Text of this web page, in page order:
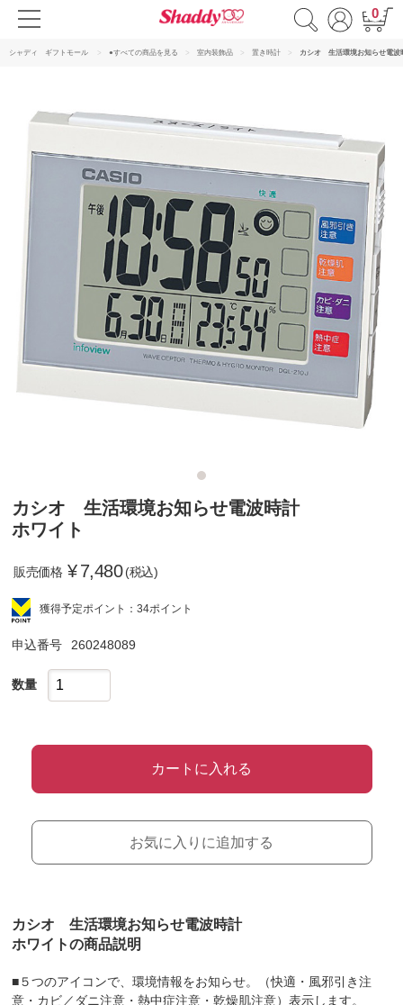
0
シャディ ギフトモール ●すべての商品を見る 室内装飾品 置き時計 カシオ 生活環境お知らせ電波
カシオ 生活環境お知らせ電波時計
ホワイト
販売価格 ¥7,480 (税込)
獲得予定ポイント：34ポイント
申込番号 260248089
数量
カートに入れる
お気に入りに追加する
カシオ 生活環境お知らせ電波時計
ホワイトの商品説明
■５つのアイコンで、環境情報をお知らせ。（快適・風邪引き注
意・カビ／ダニ注意・熱中症注意・乾燥肌注意）表示します。